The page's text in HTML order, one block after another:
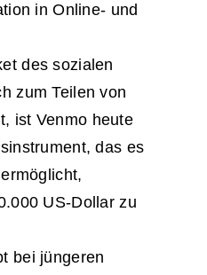
in Online- und
des sozialen
zum Teilen von
ist Venmo heute
das es
US-Dollar zu
bei jüngeren